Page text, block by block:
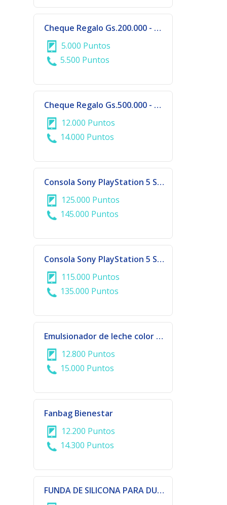
Cheque Regalo Gs.200.000 - DALAS COLLECTION - CIUDAD DEL ESTE
5.000 Puntos
5.500 Puntos
Cheque Regalo Gs.500.000 - DALAS COLLECTION - CIUDAD DEL ESTE
12.000 Puntos
14.000 Puntos
Consola Sony PlayStation 5 Slim 1TB con Lector de Disco – Bundle Astro Bot + Gran Turismo 7
125.000 Puntos
145.000 Puntos
Consola Sony PlayStation 5 Slim 825GB Digital – Bundle Astro Bot + Gran Turismo 7
115.000 Puntos
135.000 Puntos
Emulsionador de leche color verde | 929-691
12.800 Puntos
15.000 Puntos
Fanbag Bienestar
12.200 Puntos
14.300 Puntos
FUNDA DE SILICONA PARA DUALSHOCK- PS5